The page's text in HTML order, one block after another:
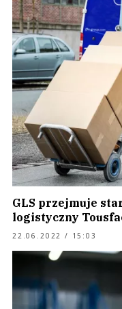
GLS przejmuje
logistyczny
22.06.2022 / 15:03